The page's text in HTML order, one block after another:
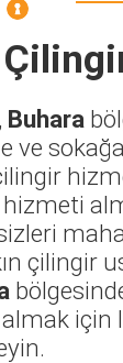
, Buhara
ve
hizmeti
çilingir
için